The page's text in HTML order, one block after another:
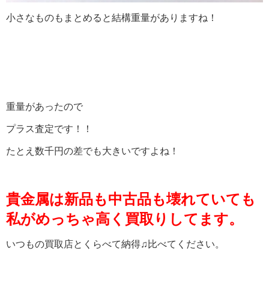
小さなものもまとめると結構重量がありますね！
重量があったので
プラス査定です！！
たとえ数千円の差でも大きいですよね！
貴金属は新品も中古品も壊れていても
私がめっちゃ高く買取りしてます。
いつもの買取店とくらべて納得♫比べてください。